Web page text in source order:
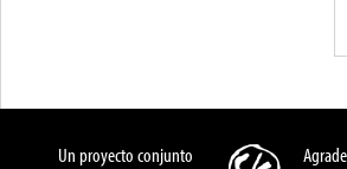
Un proyecto conjunto